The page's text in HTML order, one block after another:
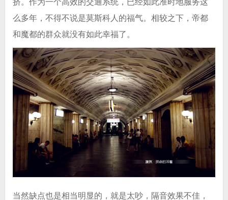
挤。作为一个高效的交通系统，已经如此准时地服务这
么多年，不得不说是莫斯科人的福气。相较之下，帝都
和魔都的群众就没有如此幸福了。
当然缺点也是相当明显的，就是太吵，隔音效果不佳，